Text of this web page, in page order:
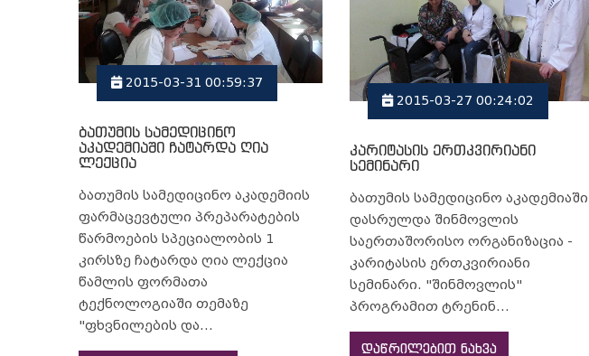
2015-03-31 00:59:37
ბათუმის სამედიცინო
აკადემიაში ჩატარდა ღია
ლექცია
ბათუმის სამედიცინო აკადემიის
ფარმაცევტული პრეპარატების
წარმოების სპეციალობის 1
კირსზე ჩატარდა ღია ლექცია
წამლის ფორმათა
ტექნოლოგიაში თემაზე
"ფხვნილების და...
2015-03-27 00:24:02
კარიტასის ერთკვირიანი
სემინარი
ბათუმის სამედიცინო აკადემიაში
დასრულდა შინმოვლის
საერთაშორისო ორგანიზაცია -
კარიტასის ერთკვირიანი
სემინარი. "შინმოვლის"
პროგრამით ტრენინ...
დაწრილებით ნახვა